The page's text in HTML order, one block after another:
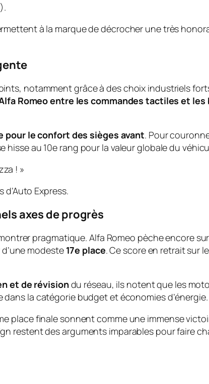
).
à la marque de décrocher une très
notamment grâce à des choix industriels
Romeo entre les commandes tactiles et
pour le confort des sièges avant. Pour
au 10e rang pour la valeur globale du
! »
Express.
axes de progrès
pragmatique. Alfa Romeo pèche encore
modeste 17e place. Ce score en retrait sur
et de révisiondu réseau, ils notent que les
la catégorie budget et économies d’énergie.
place finale sonnent comme une immense
restent des arguments imparables pour faire